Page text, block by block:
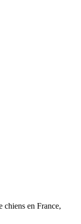
chiens en France,